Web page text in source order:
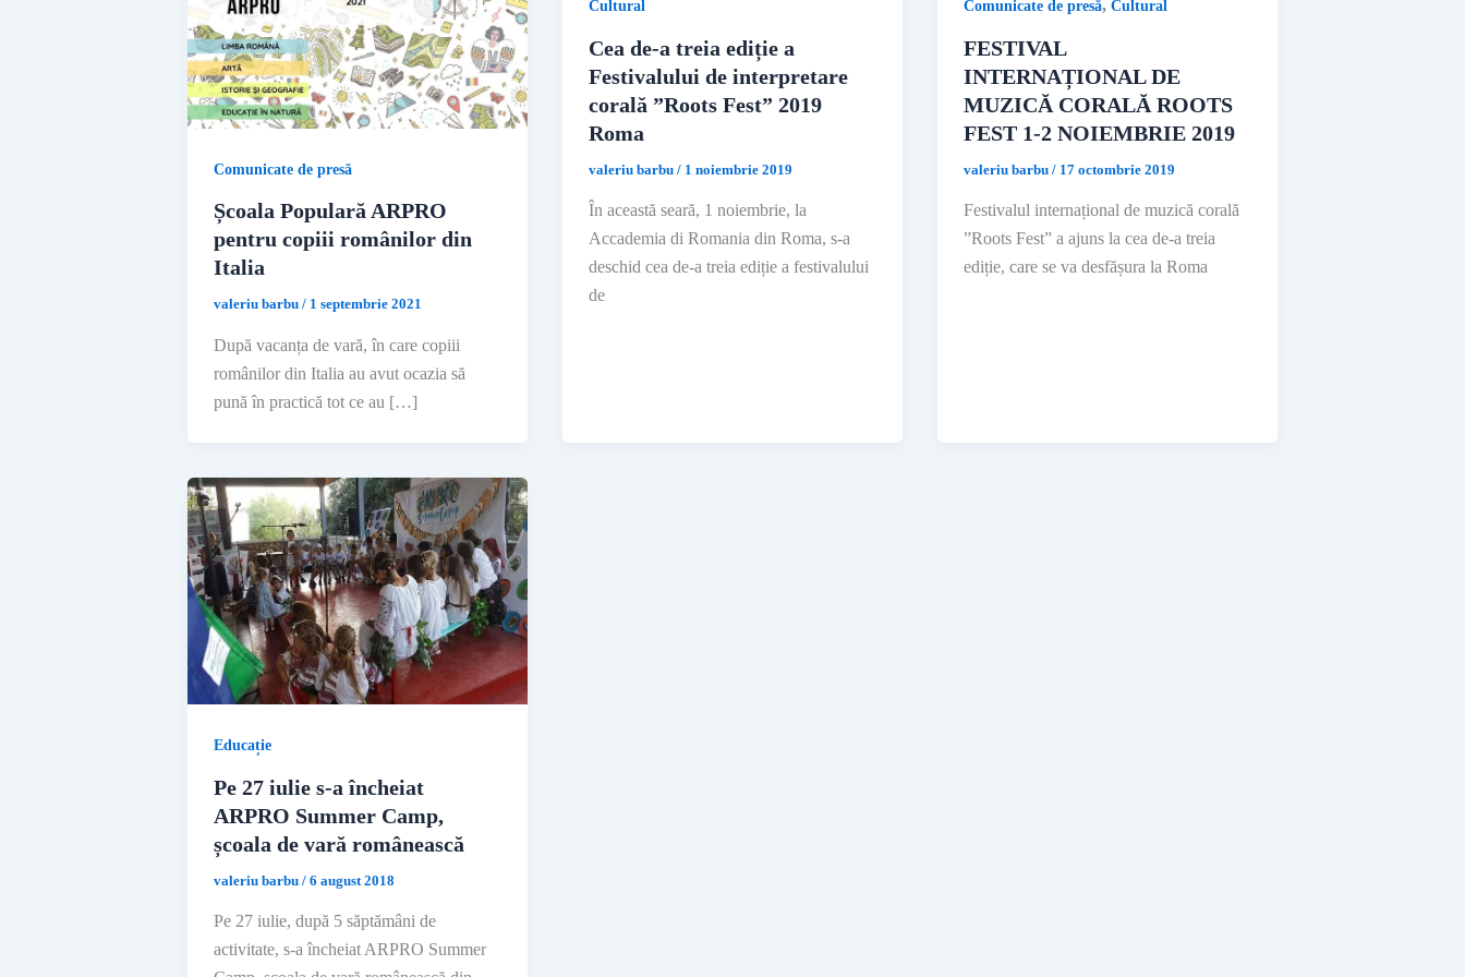
Comunicate de presă
Școala Populară ARPRO
pentru copiii românilor din
Italia
valeriu barbu / 1 septembrie 2021
După vacanța de vară, în care copiii
românilor din Italia au avut ocazia să
pună în practică tot ce au […]
Cultural
Cea de-a treia ediție a
Festivalului de interpretare
corală ”Roots Fest” 2019
Roma
valeriu barbu / 1 noiembrie 2019
În această seară, 1 noiembrie, la
Accademia di Romania din Roma, s-a
deschid cea de-a treia ediție a festivalului
de
Comunicate de presă, Cultural
FESTIVAL
INTERNAȚIONAL DE
MUZICĂ CORALĂ ROOTS
FEST 1-2 NOIEMBRIE 2019
valeriu barbu / 17 octombrie 2019
Festivalul internațional de muzică corală
”Roots Fest” a ajuns la cea de-a treia
ediție, care se va desfășura la Roma
Educație
Pe 27 iulie s-a încheiat
ARPRO Summer Camp,
școala de vară românească
valeriu barbu / 6 august 2018
Pe 27 iulie, după 5 săptămâni de
activitate, s-a încheiat ARPRO Summer